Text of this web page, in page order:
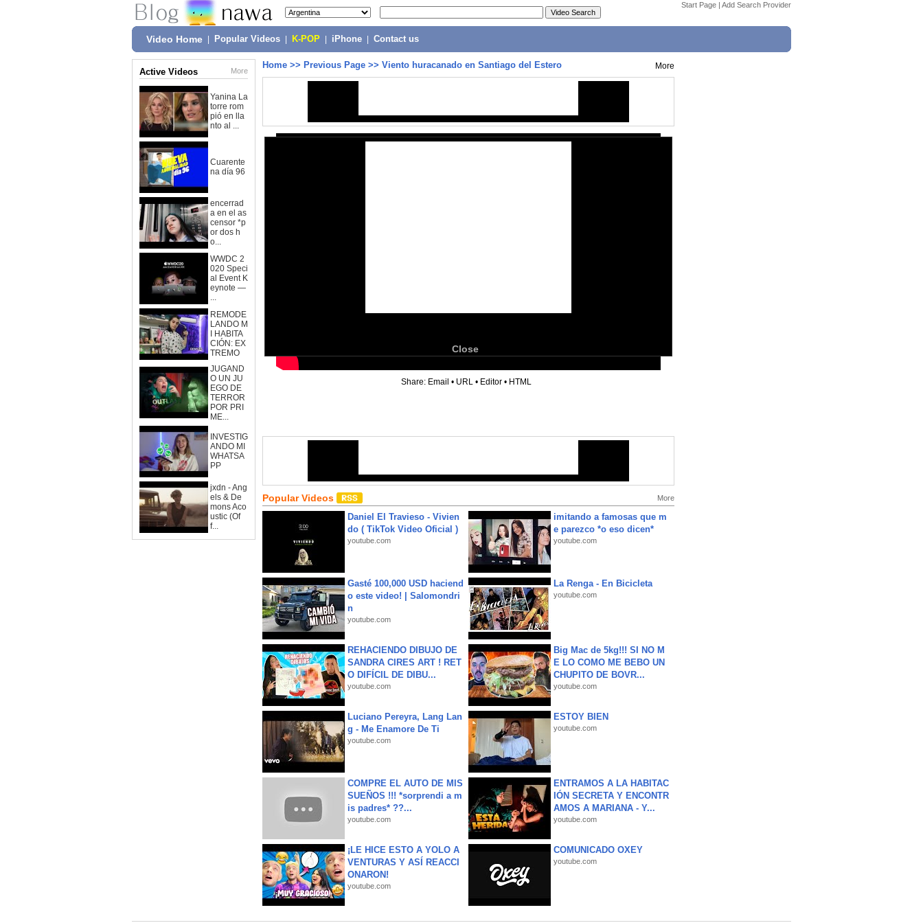
Start Page | Add Search Provider
Video Home Popular Videos K-POP iPhone Contact us
Active Videos More
Yanina La
torre rom
pió en lla
nto al ...
Cuarente
na día 96
encerrad
a en el as
censor *p
or dos h
o...
WWDC 2
020 Speci
al Event K
eynote —
...
REMODE
LANDO M
I HABITA
CIÓN: EX
TREMO
JUGAND
O UN JU
EGO DE
TERROR
POR PRI
ME...
INVESTIG
ANDO MI
WHATSA
PP
jxdn - Ang
els & De
mons Aco
ustic (Of
f...
Home >> Previous Page >> Viento huracanado en Santiago del Estero More
Close
Share: Email • URL • Editor • HTML
Popular Videos More
Daniel El Travieso - Vivien
do ( TikTok Video Oficial )
youtube.com
imitando a famosas que m
e parezco *o eso dicen*
youtube.com
Gasté 100,000 USD haciend
o este video! | Salomondri
n
youtube.com
La Renga - En Bicicleta
youtube.com
REHACIENDO DIBUJO DE
SANDRA CIRES ART ! RET
O DIFÍCIL DE DIBU...
youtube.com
Big Mac de 5kg!!! SI NO M
E LO COMO ME BEBO UN
CHUPITO DE BOVR...
youtube.com
Luciano Pereyra, Lang Lan
g - Me Enamore De Ti
youtube.com
ESTOY BIEN
youtube.com
COMPRE EL AUTO DE MIS
SUEÑOS !!! *sorprendi a m
is padres* ??...
youtube.com
ENTRAMOS A LA HABITAC
IÓN SECRETA Y ENCONTR
AMOS A MARIANA - Y...
youtube.com
¡LE HICE ESTO A YOLO A
VENTURAS Y ASÍ REACCI
ONARON!
youtube.com
COMUNICADO OXEY
youtube.com